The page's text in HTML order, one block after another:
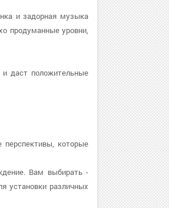
и задорная музыка
продуманные уровни,
даст положительные
перспективы, которые
Вам выбирать -
установки различных